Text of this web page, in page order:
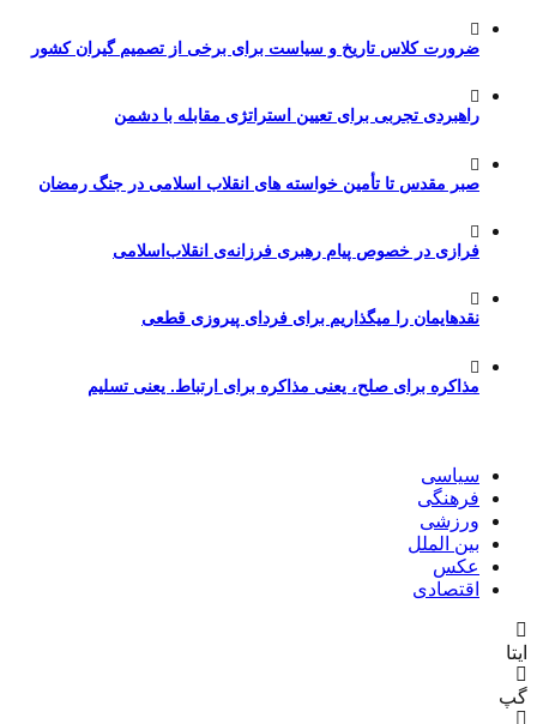
ضرورت کلاس تاریخ و سیاست برای برخی از تصمیم گیران کشور
راهبردی تجربی برای تعیین استراتژی مقابله با دشمن
صبر مقدس تا تأمین خواسته های انقلاب اسلامی در جنگ رمضان
فرازی در خصوص پیام رهبری فرزانه‌ی انقلاب‌اسلامی
نقدهایمان را میگذاریم برای فردای پیروزی قطعی
مذاکره برای صلح، یعنی مذاکره برای ارتباط. یعنی تسلیم
سیاسی
فرهنگی
ورزشی
بین الملل
عکس
اقتصادی
ایتا
گپ